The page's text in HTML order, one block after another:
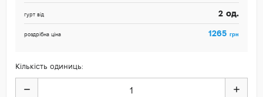
гурт від 2 од.
роздрібна ціна 1265 грн
Кількість одиниць: